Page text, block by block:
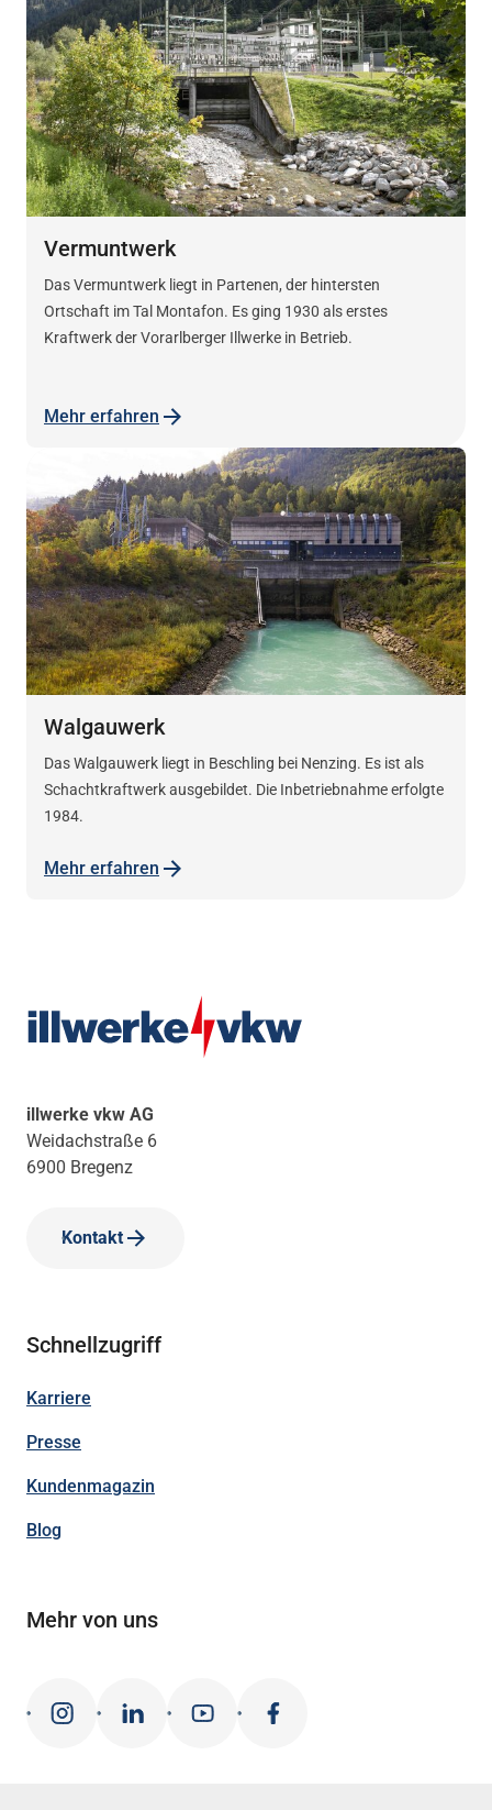
Vermuntwerk
Das Vermuntwerk liegt in Partenen, der hintersten
Ortschaft im Tal Montafon. Es ging 1930 als erstes
Kraftwerk der Vorarlberger Illwerke in Betrieb.
Mehr erfahren
Walgauwerk
Das Walgauwerk liegt in Beschling bei Nenzing. Es ist als
Schachtkraftwerk ausgebildet. Die Inbetriebnahme erfolgte
1984.
Mehr erfahren
illwerke vkw AG
Weidachstraße 6
6900 Bregenz
Kontakt
Schnellzugriff
Karriere
Presse
Kundenmagazin
Blog
Mehr von uns